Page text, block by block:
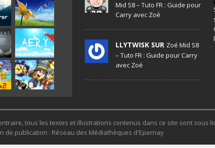
Mid S8 – Tuto FR : Guide pour
Carry avec Zoé
LLYTWISK SUR Zoé Mid S8
– Tuto FR : Guide pour Carry
avec Zoé
tous les textes et illustrations contenus dans ce site sont sous
de publication : Réseau des Médiathèques d'Epernay